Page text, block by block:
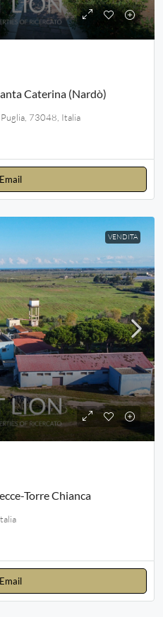
Caterina (Nardò)
73048, Italia
Email
VENDITA
Torre Chianca
Email